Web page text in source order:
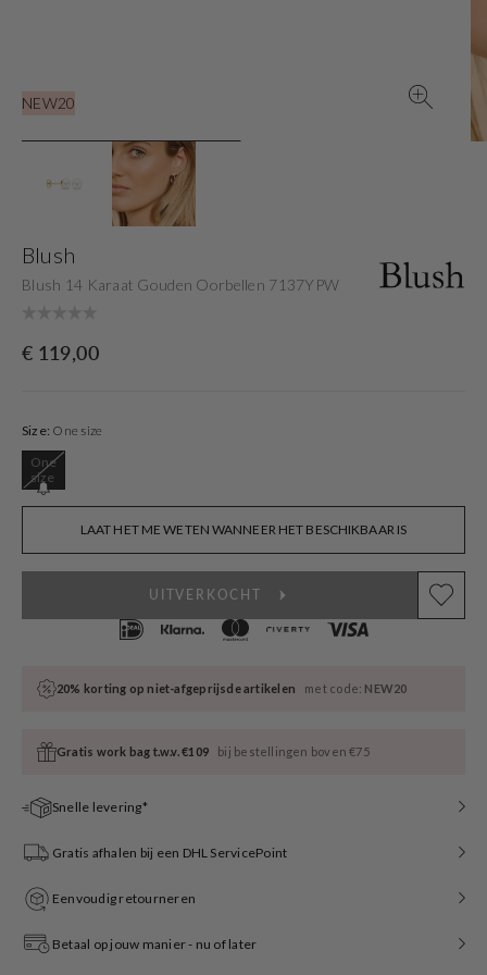
NEW20
Blush
Blush 14 Karaat Gouden Oorbellen 7137YPW
Originele
€ 119,00
Size: One size
One
sizeVariant
sold
out
unavailableLAAT HET ME WETEN WANNEER HET BESCHIKBAAR IS
UITVERKOCHT
20% korting op niet-afgeprijsde artikelen met code: NEW20
Gratis work bag t.w.v. €109 bij bestellingen boven €75
Snelle levering*
Gratis afhalen bij een DHL ServicePoint
Eenvoudig retourneren
Betaal op jouw manier - nu of later